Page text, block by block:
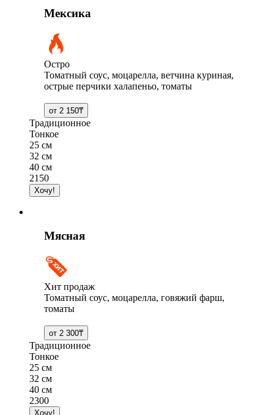
Мексика
Остро
Томатный соус, моцарелла, ветчина куриная,
острые перчики халапеньо, томаты
Традиционное
Тонкое
25 см
32 см
40 см
2150
Мясная
Хит продаж
Томатный соус, моцарелла, говяжий фарш,
томаты
Традиционное
Тонкое
25 см
32 см
40 см
2300